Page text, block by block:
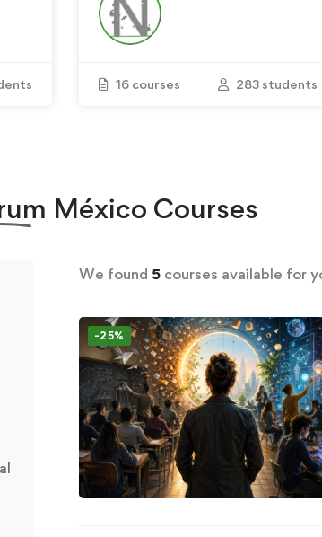
16 courses 283 students
México Courses
We found 5courses available for
-25%